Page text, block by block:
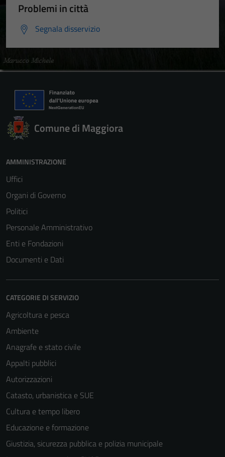
Problemi in città
Segnala disservizio
Comune di Maggiora
AMMINISTRAZIONE
Uffici
Organi di Governo
Politici
Personale Amministrativo
Enti e Fondazioni
Documenti e Dati
CATEGORIE DI SERVIZIO
Agricoltura e pesca
Ambiente
Anagrafe e stato civile
Appalti pubblici
Autorizzazioni
Catasto, urbanistica e SUE
Cultura e tempo libero
Educazione e formazione
Giustizia, sicurezza pubblica e polizia municipale